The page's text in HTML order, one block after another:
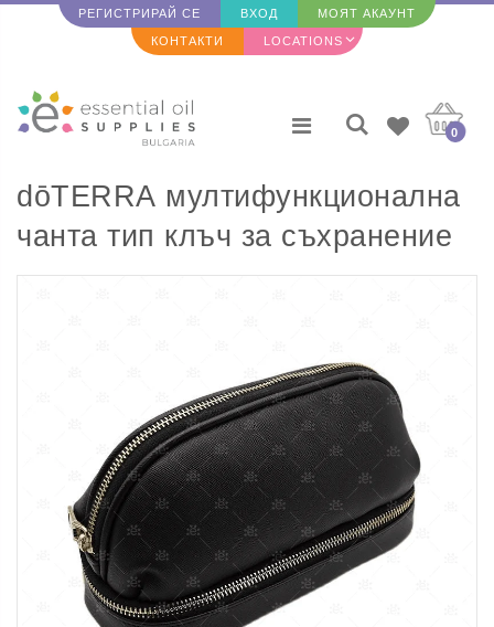
РЕГИСТРИРАЙ СЕ ВХОД МОЯТ АКАУНТ
КОНТАКТИ LOCATIONS
0
dōTERRA мултифункционална
чанта тип клъч за съхранение
на масла